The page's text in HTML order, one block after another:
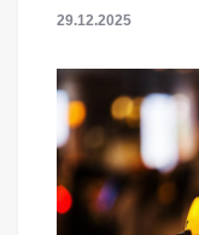
29.12.2025